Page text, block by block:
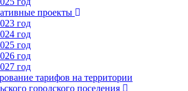
проекты
год
год
год
год
год
тарифов на территории
городского поселения